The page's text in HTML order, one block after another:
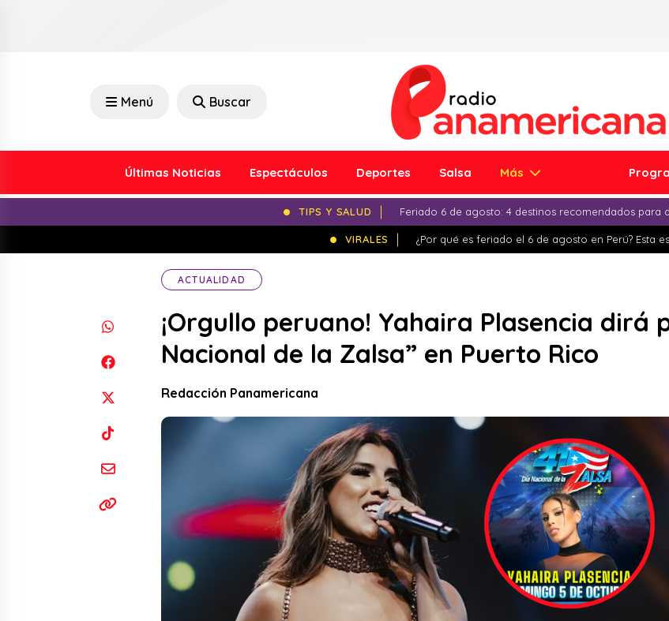
Menú Buscar
Últimas Noticias Espectáculos Deportes Salsa Más
TIPS Y SALUD Feriado 6 de agosto: 4 destinos recomendados para
VIRALES ¿Por qué es feriado el 6 de agosto en Perú? Esta
ACTUALIDAD
¡Orgullo peruano! Yahaira Plasencia dirá
Nacional de la Zalsa” en Puerto Rico
Redacción Panamericana